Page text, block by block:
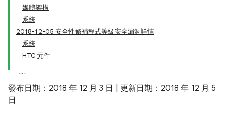
媒體架構
系統
2018-12-05 安全性修補程式等級安全漏洞詳情
系統
HTC 元件
發布日期：2018 年 12 月 3 日 | 更新日期：2018 年 12 月 5
日